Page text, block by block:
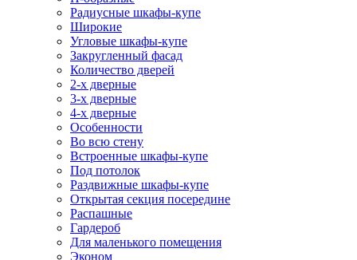
Радиусные шкафы-купе
Широкие
Угловые шкафы-купе
Закругленный фасад
Количество дверей
2-х дверные
3-х дверные
4-х дверные
Особенности
Во всю стену
Встроенные шкафы-купе
Под потолок
Раздвижные шкафы-купе
Открытая секция посередине
Распашные
Гардероб
Для маленького помещения
Эконом